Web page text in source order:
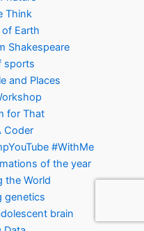
Think
Earth
Shakespeare
sports
and Places
for That
Coder
#WithMe
of the year
the World
genetics
brain